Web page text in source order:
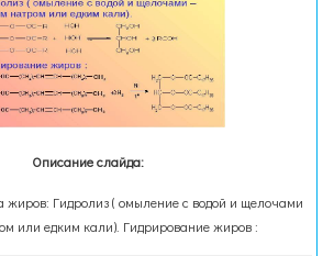
Описание слайда:
жиров: Гидролиз ( омыление с водой и щелочами
или едким кали). Гидрирование жиров :